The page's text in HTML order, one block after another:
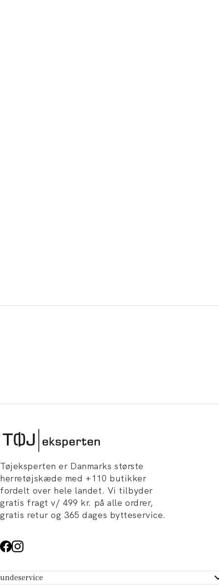
Tøjeksperten er Danmarks største
herretøjskæde med +110 butikker
fordelt over hele landet. Vi tilbyder
gratis fragt v/ 499 kr. på alle ordrer,
gratis retur og 365 dages bytteservice.